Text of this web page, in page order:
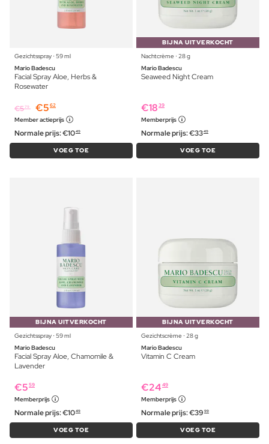
Gezichtsspray ⋅ 59 ml
Mario Badescu
Facial Spray Aloe, Herbs &
Rosewater
€579 €5 62
Member actieprijs
Normale prijs:€1049
VOEG TOE
BIJNA UITVERKOCHT
Nachtcrème ⋅ 28 g
Mario Badescu
Seaweed Night Cream
€18 39
Memberprijs
Normale prijs:€3349
VOEG TOE
BIJNA UITVERKOCHT
Gezichtsspray ⋅ 59 ml
Mario Badescu
Facial Spray Aloe, Chamomile &
Lavender
€5 59
Memberprijs
Normale prijs:€1049
VOEG TOE
BIJNA UITVERKOCHT
Gezichtscrème ⋅ 28 g
Mario Badescu
Vitamin C Cream
€24 49
Memberprijs
Normale prijs:€39 99
VOEG TOE